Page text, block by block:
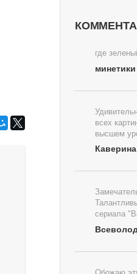
где
минетики
всех
высшем
сериала